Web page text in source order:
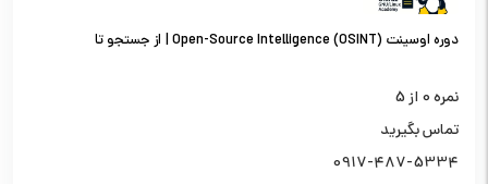
دوره اوسینت (OSINT) Open-Source Intelligence | از جستجو تا
نمره0 از 5
تماس بگیرید
0917-487-5334